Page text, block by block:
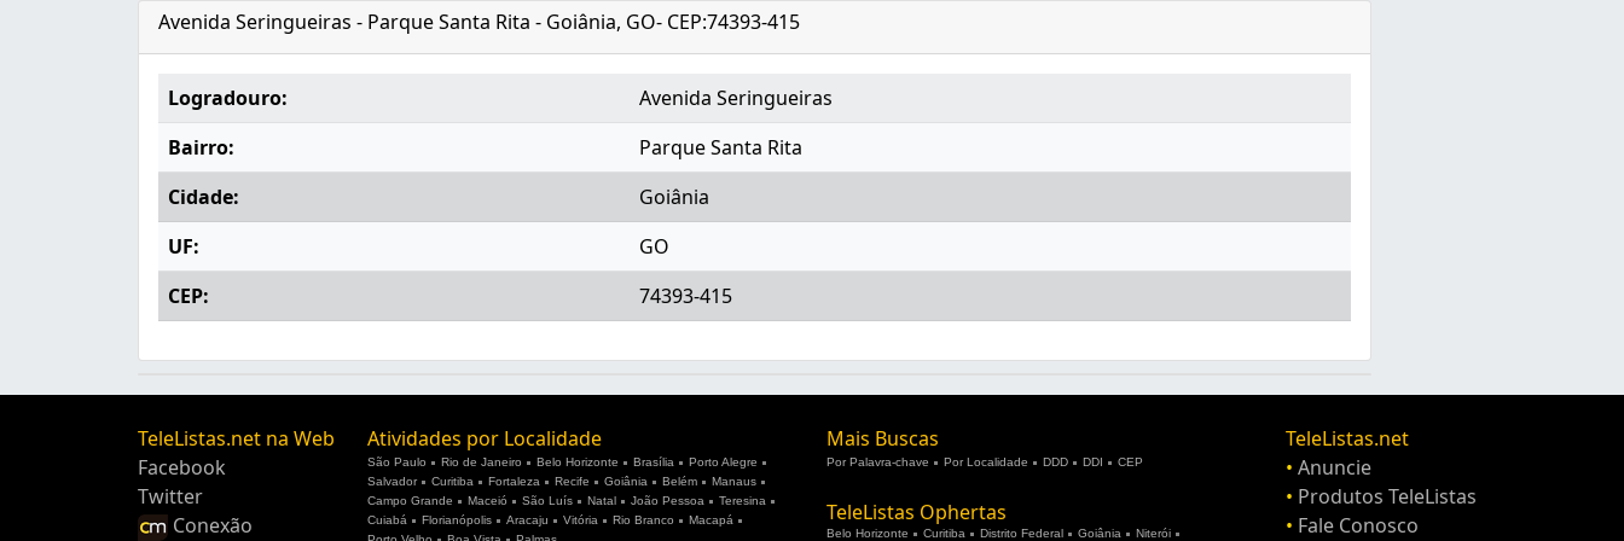
Avenida Seringueiras - Parque Santa Rita - Goiânia, GO- CEP:74393-415
Logradouro:
Avenida Seringueiras
Bairro:
Parque Santa Rita
Cidade:
Goiânia
UF:
GO
CEP:
74393-415
TeleListas.net na Web
Facebook
Twitter
Conexão
Atividades por Localidade
São Paulo Rio de Janeiro Belo Horizonte Brasília
Porto Alegre
Salvador
Curitiba Fortaleza Recife Goiânia Belém
Manaus
Campo Grande
Maceió São Luís Natal João Pessoa
Teresina
Cuiabá
Florianópolis Aracaju Vitória Rio Branco
Macapá
Mais Buscas
Por Palavra-chave Por Localidade DDD DDI CEP
TeleListas Ophertas
Belo Horizonte Curitiba Distrito Federal Goiânia Niterói
TeleListas.net
• Anuncie
• Produtos TeleListas
• Fale Conosco